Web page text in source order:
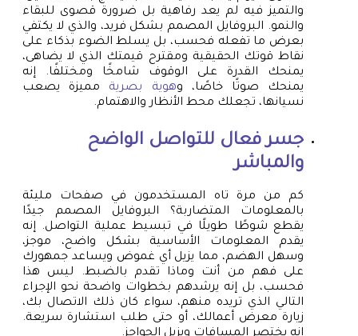
والتميز فيه لم يعد رفاهية بل ضرورة قصوى للبقاء
والنمو. البروفايل المصمم بشكل فريد، والذي لا يكتفي
بعرض ما تفعله فحسب، بل يسلط الضوء بذكاء على
نقاط قوتك الحقيقية ومقترح قيمتك الذي لا يضاهى،
يمنحك القدرة على الوقوف شامخًا ومختلفًا. إنه
يمنحك صوتًا خاصًا، وهوية بصرية مميزة يصعب
نسيانها، تجعلك محط الأنظار والاهتمام.
جسر فعال للتواصل الواضح
والمباشر
كم من مرة تاه المستخدمون في صفحات مليئة
بالمعلومات المتضاربة؟ البروفايل المصمم جيدًا
يقطع شوطًا طويلًا في تبسيط عملية التواصل. إنه
يقدم المعلومات الأساسية بشكل واضح، موجز،
وسهل الهضم، مما يزيل أي غموض ويساعد جمهورك
على فهم من أنت وماذا تقدم بالضبط. ليس هذا
فحسب، بل إنه يرشدهم بخطوات واضحة نحو الإجراء
التالي الذي تريده منهم، سواء كان ذلك الاتصال بك،
زيارة معرض أعمالك، أو حتى طلب استشارة سريعة.